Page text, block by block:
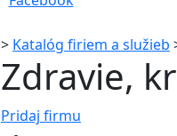
> Katalóg firiem a služieb
Zdravie,
Pridaj firmu